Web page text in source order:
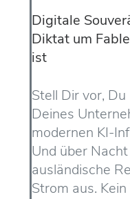
Digitale
Diktat um
ist
Stell Dir vor,
Deines
modernen KI-
Und über
ausländische
Strom aus.